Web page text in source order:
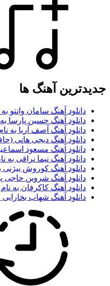
جدیدترین آهنگ ها
دانلود آهنگ سامان وانتو
دانلود آهنگ حسین پارسا
دانلود آهنگ آصف آریا به
دانلود آهنگ دیجی هانی
دانلود آهنگ مسعود
دانلود آهنگ نیما نراقی به
دانلود آهنگ کوروش
دانلود آهنگ شروین حاجی
دانلود آهنگ کاکرفان به
دانلود آهنگ شهاب